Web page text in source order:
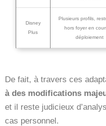
Disney
Plus
Plusieurs profils,
hors foyer en
déploiement
De fait, à travers ces
à des modifications
et il reste judicieux
cas personnel.